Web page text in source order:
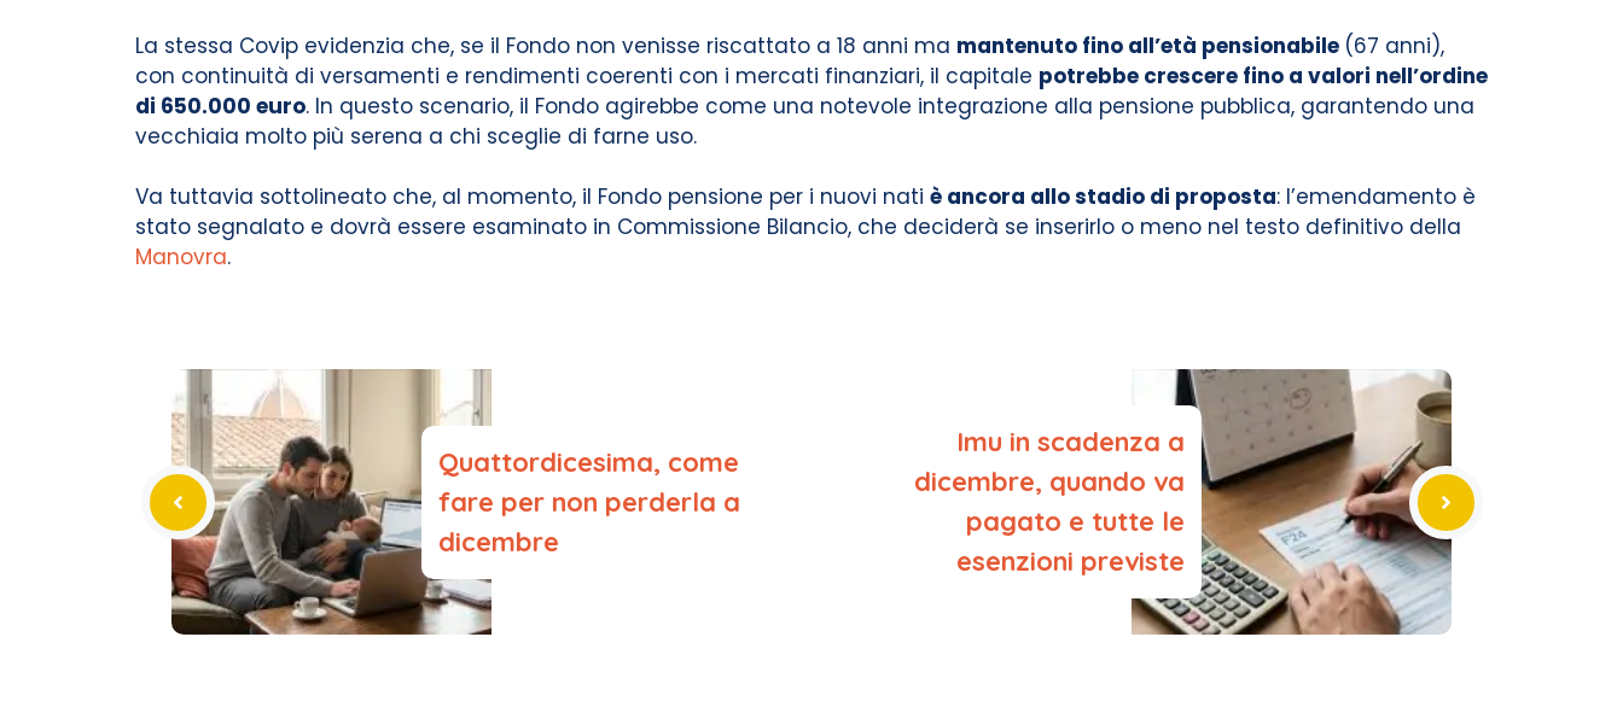
La stessa Covip evidenzia che, se il Fondo non venisse riscattato a 18 anni ma mantenuto fino all’età pensionabile (67 anni),
con continuità di versamenti e rendimenti coerenti con i mercati finanziari, il capitale potrebbe crescere fino a valori nell’ordine
di 650.000 euro. In questo scenario, il Fondo agirebbe come una notevole integrazione alla pensione pubblica, garantendo una
vecchiaia molto più serena a chi sceglie di farne uso.
Va tuttavia sottolineato che, al momento, il Fondo pensione per i nuovi nati è ancora allo stadio di proposta: l’emendamento è
stato segnalato e dovrà essere esaminato in Commissione Bilancio, che deciderà se inserirlo o meno nel testo definitivo della
Manovra.
Quattordicesima, come
fare per non perderla a
dicembre
Imu in scadenza a
dicembre, quando va
pagato e tutte le
esenzioni previste